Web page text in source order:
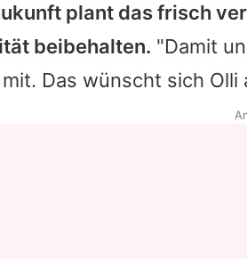
plant das frisch
beibehalten. "Damit
Das wünscht sich